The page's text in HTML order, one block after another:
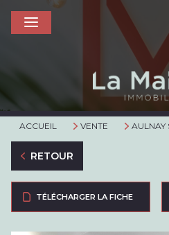
ACCUEIL VENTE AULNAY
RETOUR
TÉLÉCHARGER LA FICHE